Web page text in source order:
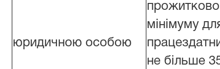
юридичною особою
мінімуму
не більше